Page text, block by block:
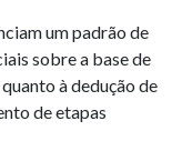
um padrão de
sobre a base de
à dedução de
de etapas